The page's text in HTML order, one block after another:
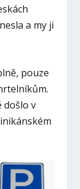
a my ji
pouze
došlo v